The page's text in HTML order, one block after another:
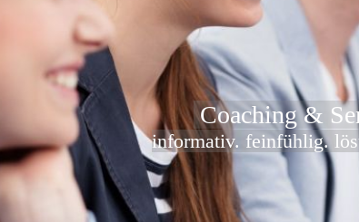
Coaching &
informativ. feinfühlig.